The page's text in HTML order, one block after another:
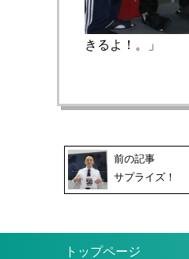
きるよ！。」
前の記事
サプライズ！
トップページ